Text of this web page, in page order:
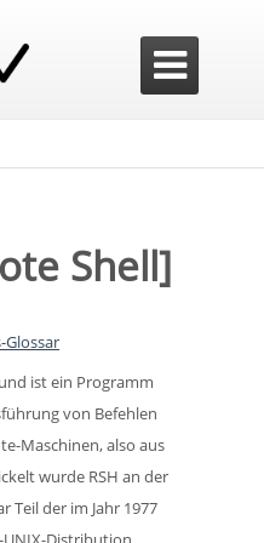

Shell]
ist ein Programm
von Befehlen
Maschinen, also aus
wurde RSH an der
Teil der im Jahr 1977